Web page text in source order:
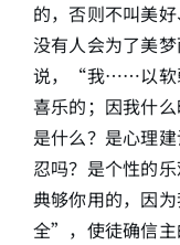
的，否则不叫美
没有人会为了美
说，“我……以软
喜乐的；因我什
是什么？是心理
忍吗？是个性的
典够你用的，因
全”，使徒确信主